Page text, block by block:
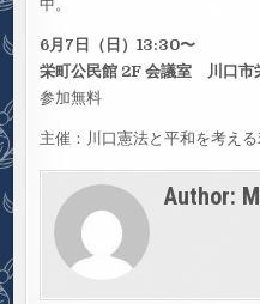
中。
6月7日（日）13:30〜
栄町公民館 2F 会議室 川口市
参加無料
主催：川口憲法と平和を考
Author: